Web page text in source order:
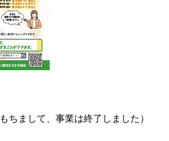
ちまして、事業は終了しました）